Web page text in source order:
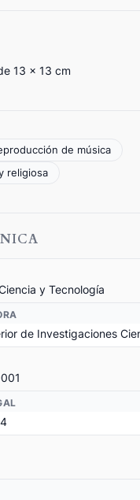
13 x 13 cm
de música
religiosa
y Tecnología
de Investigaciones